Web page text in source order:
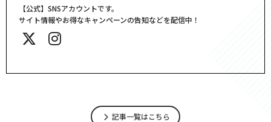
【公式】SNSアカウントです。
サイト情報やお得なキャンペーンの告知などを配信中！
記事一覧はこちら